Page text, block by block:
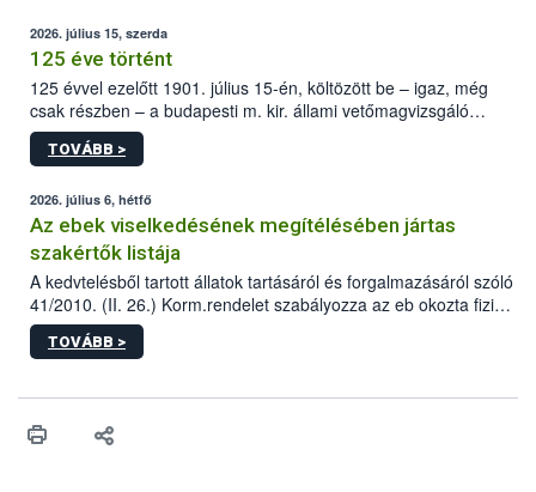
2026. július 15, szerda
125 éve történt
125 évvel ezelőtt 1901. július 15-én, költözött be – igaz, még
csak részben – a budapesti m. kir. állami vetőmagvizsgáló
állomás a Kis Rókus utca 15. szám alatti, Czigler Győző által
tervezett új épületébe.
TOVÁBB >
2026. július 6, hétfő
Az ebek viselkedésének megítélésében jártas
szakértők listája
A kedvtelésből tartott állatok tartásáról és forgalmazásáról szóló
41/2010. (II. 26.) Korm.rendelet szabályozza az eb okozta fizikai
sérülés, illetve ennek veszélye keletkezésekor felmerülő
hatósági feladatokat, valamint a veszélyes eb tartását és annak
vonni az ebek viselkedésének megítélésében jártas szakértőt.
TOVÁBB >